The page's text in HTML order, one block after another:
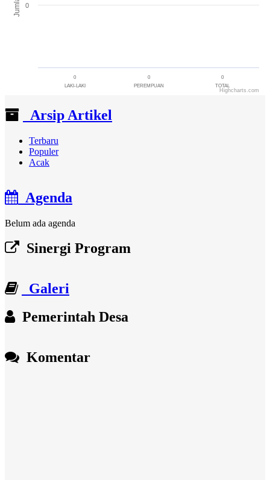
0
LAKI-LAKI
0
PEREMPUAN
0
TOTAL
0
Highcharts.com
Arsip Artikel
Terbaru
Populer
Acak
Agenda
Belum ada agenda
Sinergi Program
Galeri
Pemerintah Desa
Komentar